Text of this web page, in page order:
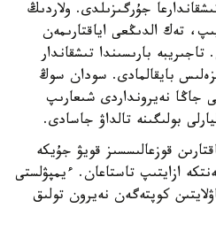
بويى تىشقاندارعا جۇرگىزىلدى. ولاردىڭ
تەك الدىڭعى اياقتارىمەن
بارىسىندا تىشقاندار
بايقالمادى. سودان سوڭ
جاڭا نەيرونداردى شىعارىپ
بولىگىنە تالداۋ جاسادى.
قوزعالىسسىز قويۋ جۇيكە
70 پروتسەنتكە ازايتىپ تاستاعان. ءيمپۋلستى
كوپتەگەن نەيرون تولىق